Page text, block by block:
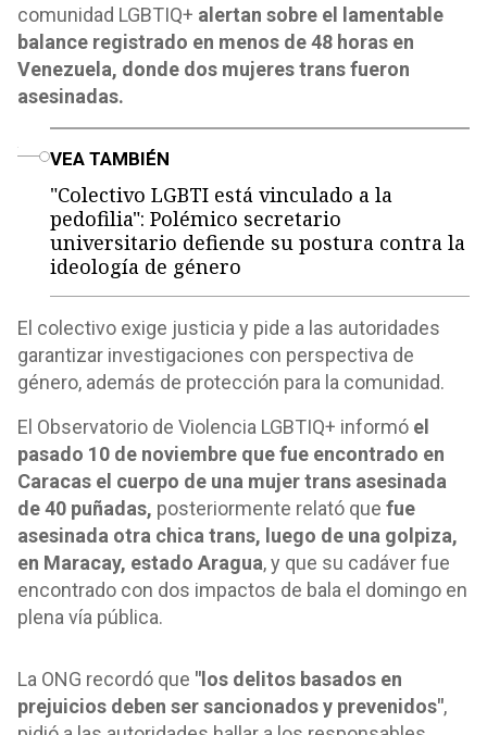
comunidad LGBTIQ+ alertan sobre el lamentable
balance registrado en menos de 48 horas en
Venezuela, donde dos mujeres trans fueron
asesinadas.
VEA TAMBIÉN
"Colectivo LGBTI está vinculado a la
pedofilia": Polémico secretario
universitario defiende su postura contra la
ideología de género
El colectivo exige justicia y pide a las autoridades
garantizar investigaciones con perspectiva de
género, además de protección para la comunidad.
El Observatorio de Violencia LGBTIQ+ informó el
pasado 10 de noviembre que fue encontrado en
Caracas el cuerpo de una mujer trans asesinada
de 40 puñadas, posteriormente relató que fue
asesinada otra chica trans, luego de una golpiza,
en Maracay, estado Aragua, y que su cadáver fue
encontrado con dos impactos de bala el domingo en
plena vía pública.
La ONG recordó que "los delitos basados en
prejuicios deben ser sancionados y prevenidos",